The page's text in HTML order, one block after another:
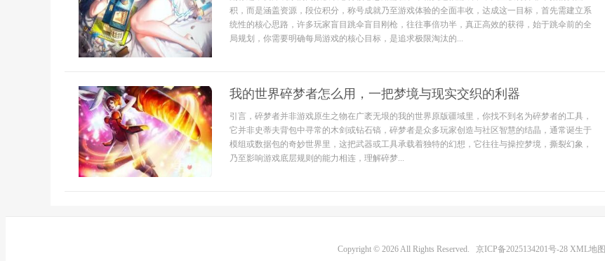
积，而是涵盖资源，段位积分，称号成就乃至游戏体验的全面丰收，达成这一目标，首先需建立系
统性的核心思路，许多玩家盲目跳伞盲目刚枪，往往事倍功半，真正高效的获得，始于跳伞前的全
局规划，你需要明确每局游戏的核心目标，是追求极限淘汰的...
我的世界碎梦者怎么用，一把梦境与现实交织的利器
引言，碎梦者并非游戏原生之物在广袤无垠的我的世界原版疆域里，你找不到名为碎梦者的工具，
它并非史蒂夫背包中寻常的木剑或钻石镐，碎梦者是众多玩家创造与社区智慧的结晶，通常诞生于
模组或数据包的奇妙世界里，这把武器或工具承载着独特的幻想，它往往与操控梦境，撕裂幻象，
乃至影响游戏底层规则的能力相连，理解碎梦...
Copyright © 2026 All Rights Reserved. 京ICP备2025134201号-28 XML地图